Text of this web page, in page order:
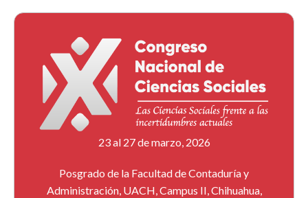
23 al 27 de marzo, 2026
Posgrado de la Facultad de Contaduría y
Administración, UACH, Campus II, Chihuahua,